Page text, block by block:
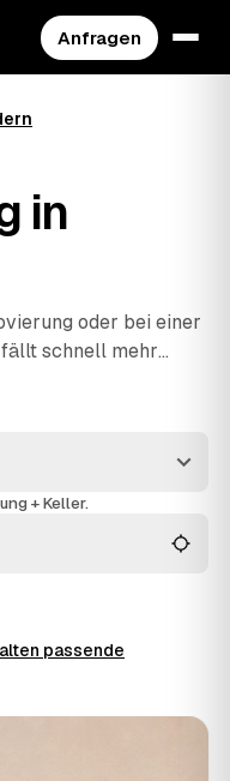
Anfragen
in
oder bei einer
fällt schnell mehr
Über AWL
rund um Gehrden
. So finden Sie ohne
+ Keller.
passende